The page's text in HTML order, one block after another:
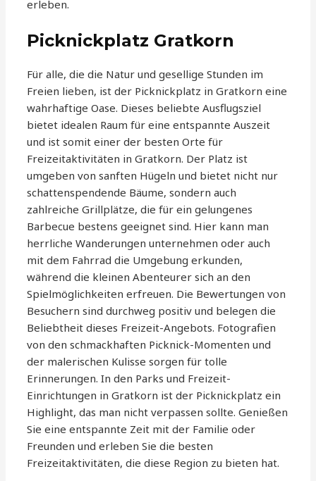
erleben.
Picknickplatz Gratkorn
Für alle, die die Natur und gesellige Stunden im
Freien lieben, ist der Picknickplatz in Gratkorn eine
wahrhaftige Oase. Dieses beliebte Ausflugsziel
bietet idealen Raum für eine entspannte Auszeit
und ist somit einer der besten Orte für
Freizeitaktivitäten in Gratkorn. Der Platz ist
umgeben von sanften Hügeln und bietet nicht nur
schattenspendende Bäume, sondern auch
zahlreiche Grillplätze, die für ein gelungenes
Barbecue bestens geeignet sind. Hier kann man
herrliche Wanderungen unternehmen oder auch
mit dem Fahrrad die Umgebung erkunden,
während die kleinen Abenteurer sich an den
Spielmöglichkeiten erfreuen. Die Bewertungen von
Besuchern sind durchweg positiv und belegen die
Beliebtheit dieses Freizeit-Angebots. Fotografien
von den schmackhaften Picknick-Momenten und
der malerischen Kulisse sorgen für tolle
Erinnerungen. In den Parks und Freizeit-
Einrichtungen in Gratkorn ist der Picknickplatz ein
Highlight, das man nicht verpassen sollte. Genießen
Sie eine entspannte Zeit mit der Familie oder
Freunden und erleben Sie die besten
Freizeitaktivitäten, die diese Region zu bieten hat.